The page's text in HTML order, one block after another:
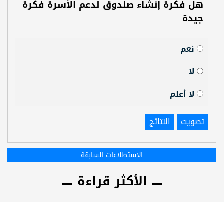
هل فكرة إنشاء صندوق لدعم الأسرة فكرة
جيدة
نعم
لا
لا أعلم
تصويت
النتائج
الاستطلاعات السابقة
الأكثر قراءة